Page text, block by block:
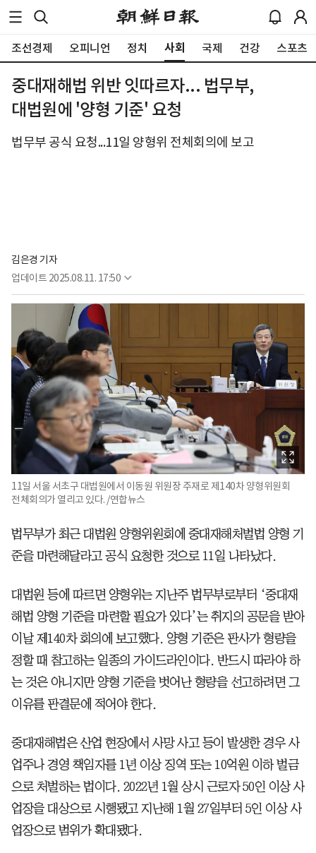
조선경제 오피니언 정치 사회 국제 건강 스포츠
중대재해법 위반 잇따르자... 법무부,
대법원에 '양형 기준' 요청
법무부 공식 요청...11일 양형위 전체회의에 보고
김은경 기자
업데이트 2025.08.11. 17:50
11일 서울 서초구 대법원에서 이동원 위원장 주재로 제140차 양형위원회
전체회의가 열리고 있다. /연합뉴스
법무부가 최근 대법원 양형위원회에 중대재해처벌법 양형 기
준을 마련해달라고 공식 요청한 것으로 11일 나타났다.
대법원 등에 따르면 양형위는 지난주 법무부로부터 ‘중대재
해법 양형 기준을 마련할 필요가 있다’는 취지의 공문을 받아
이날 제140차 회의에 보고했다. 양형 기준은 판사가 형량을
정할 때 참고하는 일종의 가이드라인이다. 반드시 따라야 하
는 것은 아니지만 양형 기준을 벗어난 형량을 선고하려면 그
이유를 판결문에 적어야 한다.
중대재해법은 산업 현장에서 사망 사고 등이 발생한 경우 사
업주나 경영 책임자를 1년 이상 징역 또는 10억원 이하 벌금
으로 처벌하는 법이다. 2022년 1월 상시 근로자 50인 이상 사
업장을 대상으로 시행됐고 지난해 1월 27일부터 5인 이상 사
업장으로 범위가 확대됐다.